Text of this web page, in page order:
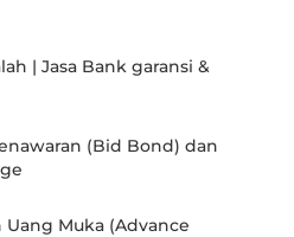
| Jasa Bank garansi &
(Bid Bond) dan
Muka (Advance